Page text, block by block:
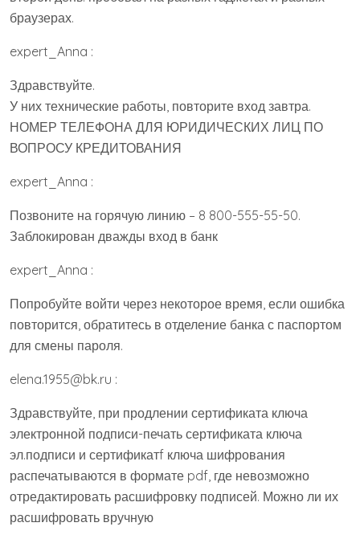
браузерах.
expert_Anna :
Здравствуйте.
У них технические работы, повторите вход завтра.
НОМЕР ТЕЛЕФОНА ДЛЯ ЮРИДИЧЕСКИХ ЛИЦ ПО
ВОПРОСУ КРЕДИТОВАНИЯ
expert_Anna :
Позвоните на горячую линию – 8 800-555-55-50.
Заблокирован дважды вход в банк
expert_Anna :
Попробуйте войти через некоторое время, если ошибка
повторится, обратитесь в отделение банка с паспортом
для смены пароля.
elena.1955@bk.ru :
Здравствуйте, при продлении сертификата ключа
электронной подписи-печать сертификата ключа
эл.подписи и сертификатf ключа шифрования
распечатываются в формате pdf, где невозможно
отредактировать расшифровку подписей. Можно ли их
расшифровать вручную